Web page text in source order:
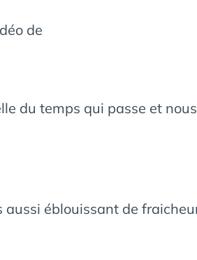
de
du temps qui passe et
aussi éblouissant de